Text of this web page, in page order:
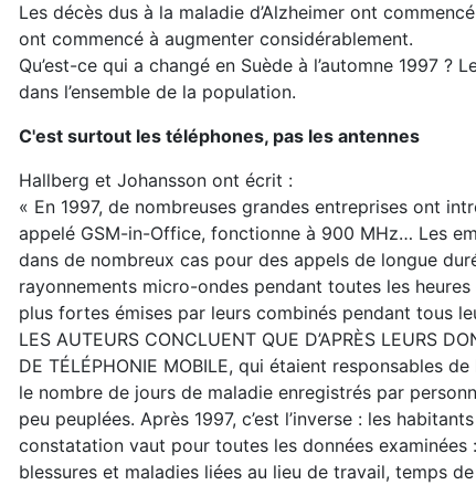
Les décès dus à la maladie d’Alzheimer ont
ont commencé à augmenter considérablement.
Qu’est-ce qui a changé en Suède à l’automne 1997
dans l’ensemble de la population.
C'est surtout les téléphones, pas les antennes
Hallberg et Johansson ont écrit :
« En 1997, de nombreuses grandes entreprises ont
appelé GSM-in-Office, fonctionne à 900 MHz… Les
dans de nombreux cas pour des appels de longue
rayonnements micro-ondes pendant toutes les
plus fortes émises par leurs combinés pendant tous
LES AUTEURS CONCLUENT QUE D’APRÈS LEURS
DE TÉLÉPHONIE MOBILE, qui étaient responsables
le nombre de jours de maladie enregistrés par
peu peuplées. Après 1997, c’est l’inverse : les
constatation vaut pour toutes les données
blessures et maladies liées au lieu de travail, temps